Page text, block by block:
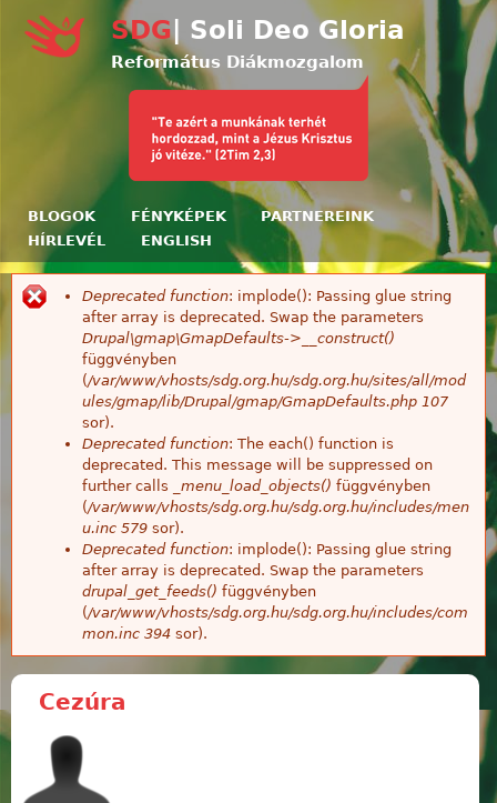
SDG| Soli Deo Gloria
Református Diákmozgalom
BLOGOK FÉNYKÉPEK
PARTNEREINK
HÍRLEVÉL
ENGLISH
Hibaüzenet
Deprecated function: implode(): Passing glue string
after array is deprecated. Swap the parameters
Drupal\gmap\GmapDefaults->__construct()
függvényben
(/var/www/vhosts/sdg.org.hu/sdg.org.hu/sites/all/mod
ules/gmap/lib/Drupal/gmap/GmapDefaults.php 107
sor).
Deprecated function: The each() function is
deprecated. This message will be suppressed on
further calls
_menu_load_objects() függvényben
(/var/www/vhosts/sdg.org.hu/sdg.org.hu/includes/men
u.inc 579 sor).
Deprecated function: implode(): Passing glue string
after array is deprecated. Swap the parameters
drupal_get_feeds() függvényben
(/var/www/vhosts/sdg.org.hu/sdg.org.hu/includes/com
mon.inc 394 sor).
Cezúra